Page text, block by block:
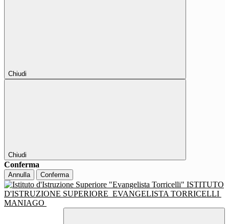
Chiudi
Chiudi
Conferma
Annulla Conferma
ISTITUTO
D'ISTRUZIONE SUPERIORE EVANGELISTA TORRICELLI
MANIAGO